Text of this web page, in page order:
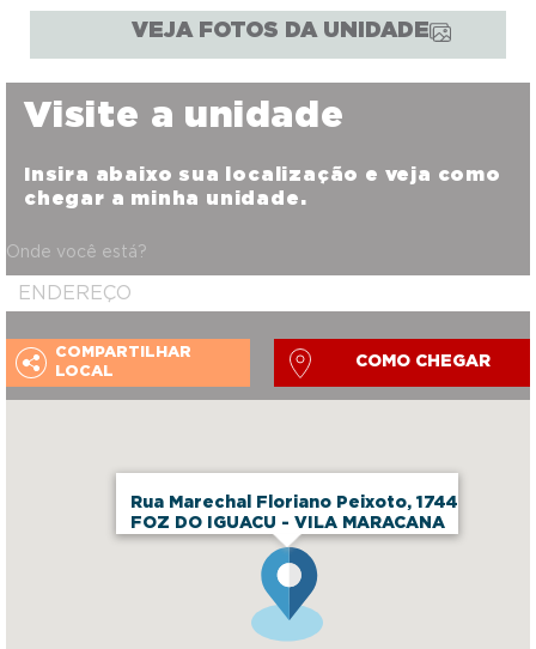
VEJA FOTOS DA UNIDADE
Rua Marechal Floriano Peixoto, 1744
FOZ DO IGUACU - VILA MARACANA
Visite a unidade
Insira abaixo sua localização e veja como
chegar a minha unidade.
Onde você está?
COMPARTILHAR
LOCAL
COMO CHEGAR